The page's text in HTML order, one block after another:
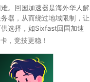
。回国加速器是海外华人解
器，从而绕过地域限制，让
选择，如Sixfast回国加速
，竞技更稳！